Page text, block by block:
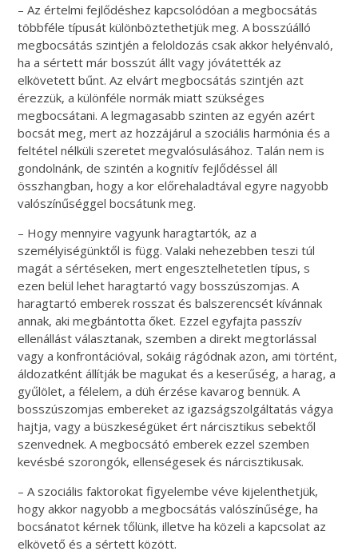
– Az értelmi fejlődéshez kapcsolódóan a megbocsátás
többféle típusát különböztethetjük meg. A bosszúálló
megbocsátás szintjén a feloldozás csak akkor helyénvaló,
ha a sértett már bosszút állt vagy jóvátették az
elkövetett bűnt. Az elvárt megbocsátás szintjén azt
érezzük, a különféle normák miatt szükséges
megbocsátani. A legmagasabb szinten az egyén azért
bocsát meg, mert az hozzájárul a szociális harmónia és a
feltétel nélküli szeretet megvalósulásához. Talán nem is
gondolnánk, de szintén a kognitív fejlődéssel áll
összhangban, hogy a kor előrehaladtával egyre nagyobb
valószínűséggel bocsátunk meg.
– Hogy mennyire vagyunk haragtartók, az a
személyiségünktől is függ. Valaki nehezebben teszi túl
magát a sértéseken, mert engesztelhetetlen típus, s
ezen belül lehet haragtartó vagy bosszúszomjas. A
haragtartó emberek rosszat és balszerencsét kívánnak
annak, aki megbántotta őket. Ezzel egyfajta passzív
ellenállást választanak, szemben a direkt megtorlással
vagy a konfrontációval, sokáig rágódnak azon, ami történt,
áldozatként állítják be magukat és a keserűség, a harag, a
gyűlölet, a félelem, a düh érzése kavarog bennük. A
bosszúszomjas embereket az igazságszolgáltatás vágya
hajtja, vagy a büszkeségüket ért nárcisztikus sebektől
szenvednek. A megbocsátó emberek ezzel szemben
kevésbé szorongók, ellenségesek és nárcisztikusak.
– A szociális faktorokat figyelembe véve kijelenthetjük,
hogy akkor nagyobb a megbocsátás valószínűsége, ha
bocsánatot kérnek tőlünk, illetve ha közeli a kapcsolat az
elkövető és a sértett között.